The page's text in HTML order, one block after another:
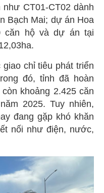
CT01-CT02 dành
Bạch Mai; dự án Hoa
căn hộ và dự án tại
chỉ tiêu phát triển
đó, tỉnh đã hoàn
khoảng 2.425 căn
2025. Tuy nhiên,
đang gặp khó khăn
nối như điện, nước,